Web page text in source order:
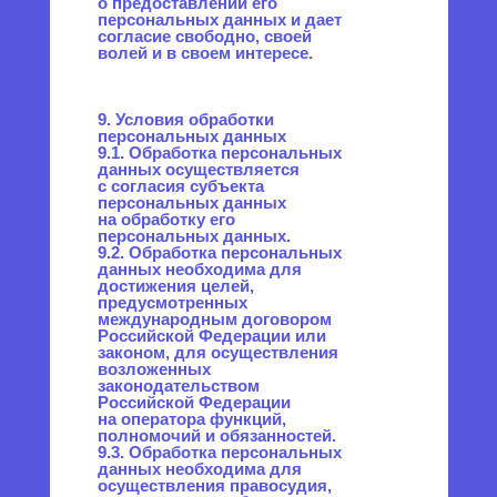
может осуществляться только
в случае наличия согласия
в письменной форме субъекта
персональных данных
на трансграничную передачу
данных.
13. Конфиденциальность
персональных данных
Оператор и иные лица,
получившие доступ
к персональным данным,
обязаны не раскрывать
третьим лицам
и не распространять
персональные данные без
согласия субъекта
персональных данных, если
иное не предусмотрено
федеральным законом.
14. Заключительные
положения
14.1. Пользователь может
получить любые разъяснения
по интересующим вопросам,
касающимся обработки его
персональных данных,
обратившись к Оператору
с помощью электронной
почтыinfo@positron.pro.
14.2. В данном документе
будут отражены любые
изменения политики
обработки персональных